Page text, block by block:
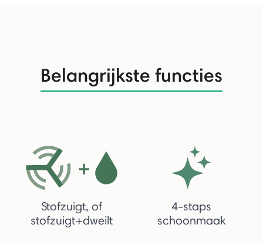
Belangrijkste functies
Stofzuigt, of
stofzuigt+dweilt
4-staps
schoonmaak